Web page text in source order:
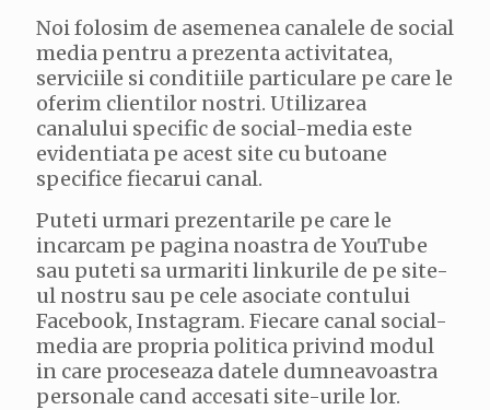
Noi folosim de asemenea canalele de social
media pentru a prezenta activitatea,
serviciile si conditiile particulare pe care le
oferim clientilor nostri. Utilizarea
canalului specific de social-media este
evidentiata pe acest site cu butoane
specifice fiecarui canal.
Puteti urmari prezentarile pe care le
incarcam pe pagina noastra de YouTube
sau puteti sa urmariti linkurile de pe site-
ul nostru sau pe cele asociate contului
Facebook, Instagram. Fiecare canal social-
media are propria politica privind modul
in care proceseaza datele dumneavoastra
personale cand accesati site-urile lor.